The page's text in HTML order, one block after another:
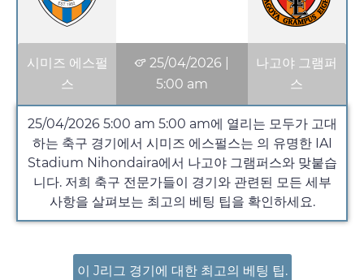
시미즈 에스펄
스
25/04/2026
5:00 am
나고야 그램퍼
스
25/04/2026 5:00 am 5:00 am에 열리는 모두가 고대
하는 축구 경기에서 시미즈 에스펄스는 의 유명한 IAI
Stadium Nihondaira에서 나고야 그램퍼스와 맞붙습
니다. 저희 축구 전문가들이 경기와 관련된 모든 세부
사항을 살펴보는 최고의 베팅 팁을 확인하세요.
이 J리그 경기에 대한 최고의 베팅 팁.